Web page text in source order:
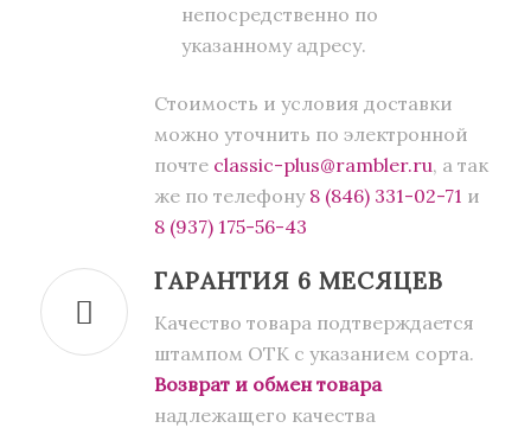
непосредственно по
указанному адресу.
Стоимость и условия доставки
можно уточнить по электронной
почте classic-plus@rambler.ru, а так
же по телефону 8 (846) 331-02-71 и
8 (937) 175-56-43
ГАРАНТИЯ 6 МЕСЯЦЕВ
Качество товара подтверждается
штампом ОТК с указанием сорта.
Возврат и обмен товара
надлежащего качества